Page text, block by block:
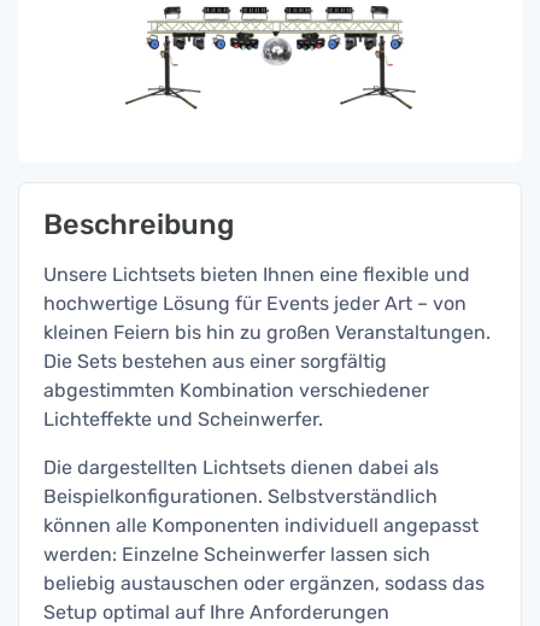
Beschreibung
Unsere Lichtsets bieten Ihnen eine flexible und
hochwertige Lösung für Events jeder Art – von
kleinen Feiern bis hin zu großen Veranstaltungen.
Die Sets bestehen aus einer sorgfältig
abgestimmten Kombination verschiedener
Lichteffekte und Scheinwerfer.
Die dargestellten Lichtsets dienen dabei als
Beispielkonfigurationen. Selbstverständlich
können alle Komponenten individuell angepasst
werden: Einzelne Scheinwerfer lassen sich
beliebig austauschen oder ergänzen, sodass das
Setup optimal auf Ihre Anforderungen